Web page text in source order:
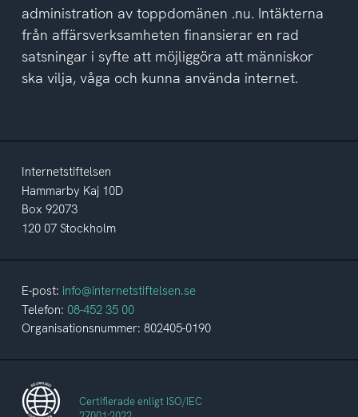
administration av toppdomänen .nu. Intäkterna
från affärsverksamheten finansierar en rad
satsningar i syfte att möjliggöra att människor
ska vilja, våga och kunna använda internet.
Internetstiftelsen
Hammarby Kaj 10D
Box 92073
120 07 Stockholm
E-post: info@internetstiftelsen.se
Telefon: 08-452 35 00
Organisationsnummer: 802405-0190
Certifierade enligt ISO/IEC